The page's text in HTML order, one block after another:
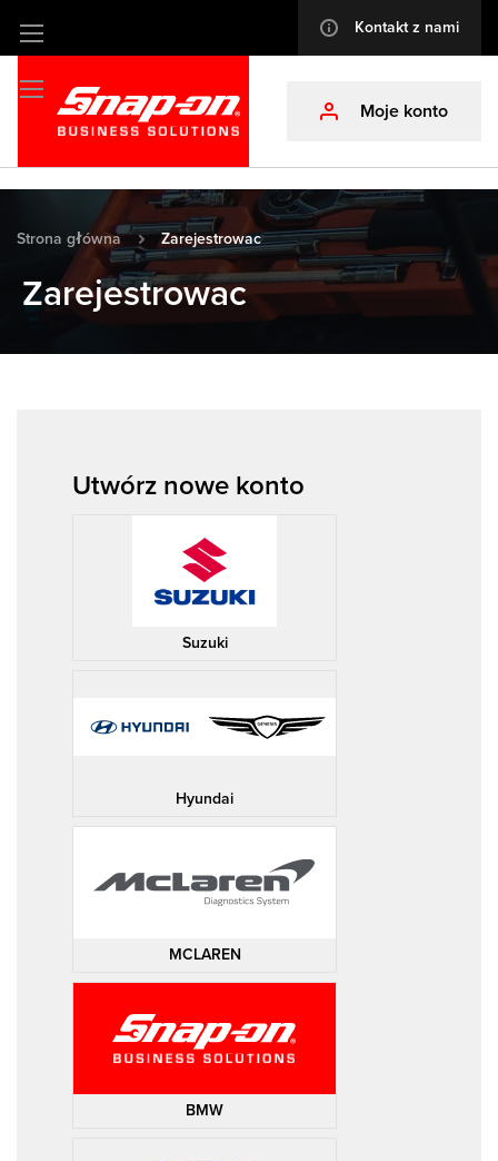
Przejdź
do
info Kontakt z nami
profile Moje konto
Strona główna Zarejestrowac
Zarejestrowac
Utwórz nowe konto
Suzuki
Hyundai
MCLAREN
BMW